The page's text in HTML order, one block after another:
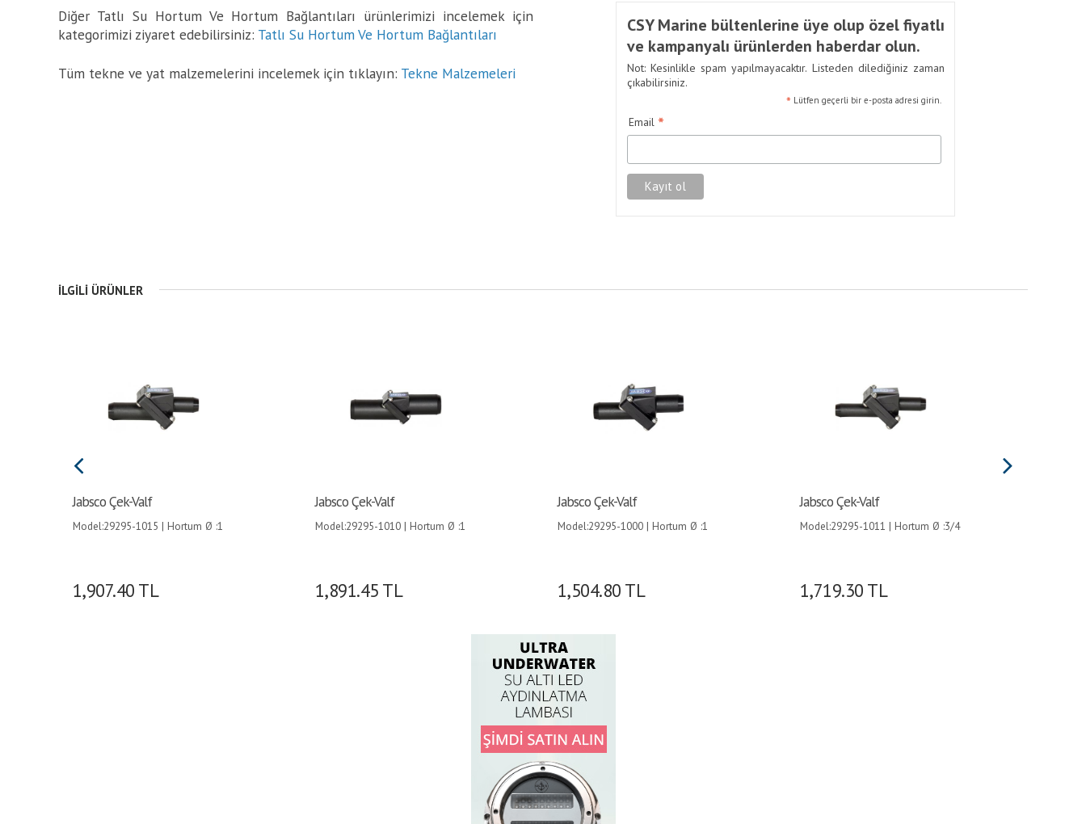
Diğer Tatlı Su Hortum Ve Hortum Bağlantıları ürünlerimizi incelemek için
kategorimizi ziyaret edebilirsiniz: Tatlı Su Hortum Ve Hortum Bağlantıları
Tüm tekne ve yat malzemelerini incelemek için tıklayın: Tekne Malzemeleri
CSY Marine bültenlerine üye olup özel fiyatlı
ve kampanyalı ürünlerden haberdar olun.
Not: Kesinlikle spam yapılmayacaktır. Listeden dilediğiniz zaman
çıkabilirsiniz.
* Lütfen geçerli bir e-posta adresi girin.
Email *
İLGILI ÜRÜNLER
Jabsco Çek-Valf
Model:29295-1015 | Hortum Ø :1
1,907.40 TL
Jabsco Çek-Valf
Model:29295-1010 | Hortum Ø :1
1,891.45 TL
Jabsco Çek-Valf
Model:29295-1000 | Hortum Ø :1
1,504.80 TL
Jabsco Çek-Valf
Model:29295-1011 | Hortum Ø :3/4
1,719.30 TL